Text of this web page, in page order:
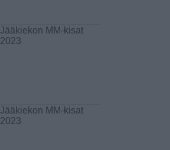
Jääkiekon MM-kisat
2023
Jääkiekon MM-kisat
2023